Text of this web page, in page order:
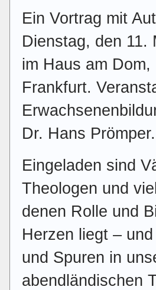
Ein Vortrag mit
Dienstag, den 11.
im Haus am
Frankfurt.
Dr. Hans Prömper.
Eingeladen sind
Theologen und
denen Rolle und
Herzen liegt –
und Spuren in
abendländischen